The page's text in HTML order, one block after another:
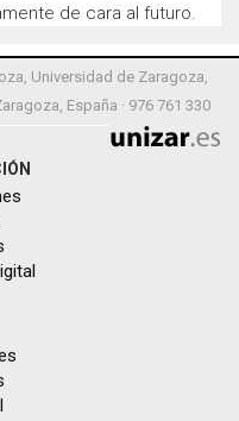
de cara al futuro.
Universidad de Zaragoza,
España · 976 761 330